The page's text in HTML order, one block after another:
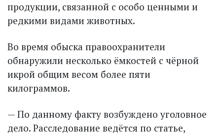
продукции, связанной с особо ценными и
редкими видами животных.
Во время обыска правоохранители
обнаружили несколько ёмкостей с чёрной
икрой общим весом более пяти
килограммов.
— По данному факту возбуждено уголовное
дело. Расследование ведётся по статье,